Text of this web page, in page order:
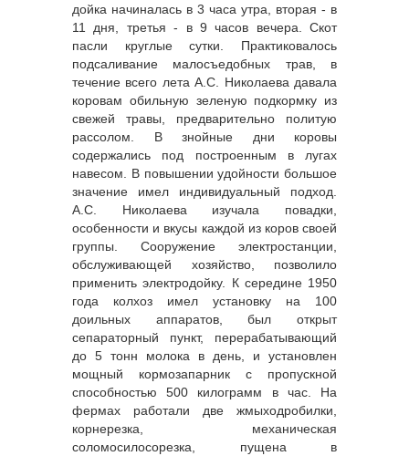
дойка начиналась в 3 часа утра, вторая - в
11 дня, третья - в 9 часов вечера. Скот
пасли круглые сутки. Практиковалось
подсаливание малосъедобных трав, в
течение всего лета А.С. Николаева давала
коровам обильную зеленую подкормку из
свежей травы, предварительно политую
рассолом. В знойные дни коровы
содержались под построенным в лугах
навесом. В повышении удойности большое
значение имел индивидуальный подход.
А.С. Николаева изучала повадки,
особенности и вкусы каждой из коров своей
группы. Сооружение электростанции,
обслуживающей хозяйство, позволило
применить электродойку. К середине 1950
года колхоз имел установку на 100
доильных аппаратов, был открыт
сепараторный пункт, перерабатывающий
до 5 тонн молока в день, и установлен
мощный кормозапарник с пропускной
способностью 500 килограмм в час. На
фермах работали две жмыходробилки,
корнерезка, механическая
соломосилосорезка, пущена в